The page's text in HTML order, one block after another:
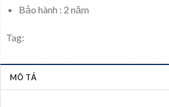
Bảo hành : 2 năm
Tag:
MÔ TẢ